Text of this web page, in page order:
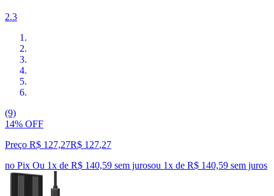
2.3
(9)
14% OFF
Preço R$ 127,27R$ 127,27
no Pix Ou 1x de R$ 140,59 sem jurosou 1x de R$ 140,59 sem juros